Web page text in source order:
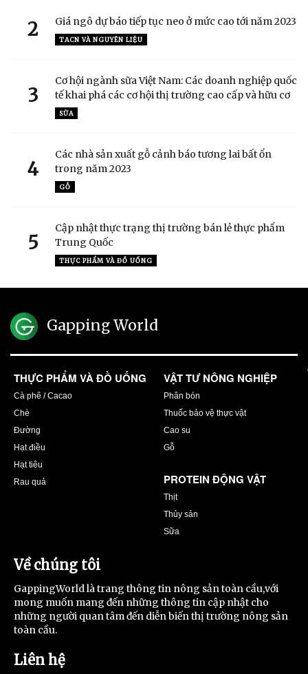
2 Giá ngô dự báo tiếp tục neo ở mức cao tới năm 2023
TACN VÀ NGUYÊN LIỆU
3
Cơ hội ngành sữa Việt Nam: Các doanh nghiệp quốc
tế khai phá các cơ hội thị trường cao cấp và hữu cơ
SỮA
4
Các nhà sản xuất gỗ cảnh báo tương lai bất ổn
trong năm 2023
GỖ
5
Cập nhật thực trạng thị trường bán lẻ thực phẩm
Trung Quốc
THỰC PHẨM VÀ ĐỒ UỐNG
Gapping World
THỰC PHẨM VÀ ĐỒ UỐNG
Cà phê / Cacao
Chè
Đường
Hạt điều
Hạt tiêu
Rau quả
VẬT TƯ NÔNG NGHIỆP
Phân bón
Thuốc bảo vệ thực vật
Cao su
Gỗ
PROTEIN ĐỘNG VẬT
Thịt
Thủy sản
Sữa
Về chúng tôi
GappingWorld là trang thông tin nông sản toàn cầu,với
mong muốn mang đến những thông tin cập nhật cho
những người quan tâm đến diễn biến thị trường nông sản
toàn cầu.
Liên hệ